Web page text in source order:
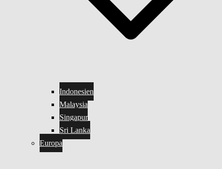
Indonesien
Malaysia
Singapur
Sri Lanka
Europa